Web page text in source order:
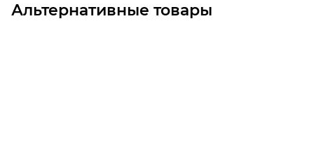
Альтернативные товары